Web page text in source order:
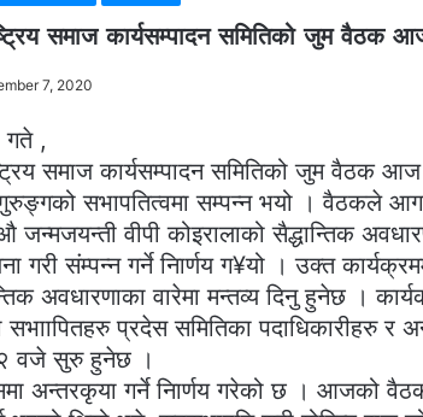
समाज कार्यसम्पादन समितिको जुम वैठक
7, 2020
गते ,
समाज कार्यसम्पादन समितिको जुम वैठक
सभापतित्वमा सम्पन्न भयो । वैठकले
वीपी कोइरालाको सैद्धान्तिक
गरी संम्पन्न गर्ने निार्णय ग¥यो । उक्त
अवधारणाका वारेमा मन्तव्य दिनु हुनेछ ।
प्रदेस समितिका पदाधिकारीहरु र
२ वजे सुरु हुनेछ ।
अन्तरकृया गर्ने निार्णय गरेको छ । आजको